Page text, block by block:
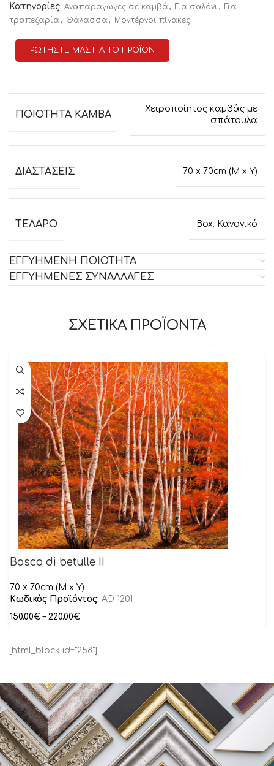
Κατηγορίες: Αναπαραγωγές σε καμβά , Για σαλόνι ,
Για
τραπεζαρία , Θάλασσα , Μοντέρνοι πίνακες
ΡΩΤΗΣΤΕ ΜΑΣ ΓΙΑ ΤΟ ΠΡΟΪΟΝ
ΠΟΙΟΤΗΤΑ ΚΑΜΒΑ
Χειροποίητος καμβάς με
σπάτουλα
ΔΙΑΣΤΑΣΕΙΣ 70 x 70cm (M x Y)
ΤΕΛΑΡΟ Box, Κανονικό
ΕΓΓΥΗΜΕΝΗ ΠΟΙΟΤΗΤΑ
ΕΓΓΥΗΜΕΝΕΣ ΣΥΝΑΛΛΑΓΕΣ
ΣΧΕΤΙΚΑ ΠΡΟΪΟΝΤΑ
Bosco di betulle II
70 x 70cm (M x Y)
Κωδικός Προϊόντος: AD 1201
150.00€ – 220.00€
[html_block id="258"]